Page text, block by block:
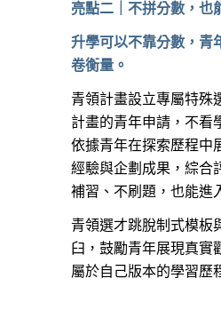
亮點二｜不拼分數，也
升學可以不靠分數，青
卷衡量。
青領計畫設立專屬特殊
計畫的青年申請，不看
依據青年在探索歷程中
經驗與企劃成果，綜合
補習、不刷題，也能進
青領選才跳脫制式模板
臼，鼓勵青年展現真實
屬於自己版本的學習歷